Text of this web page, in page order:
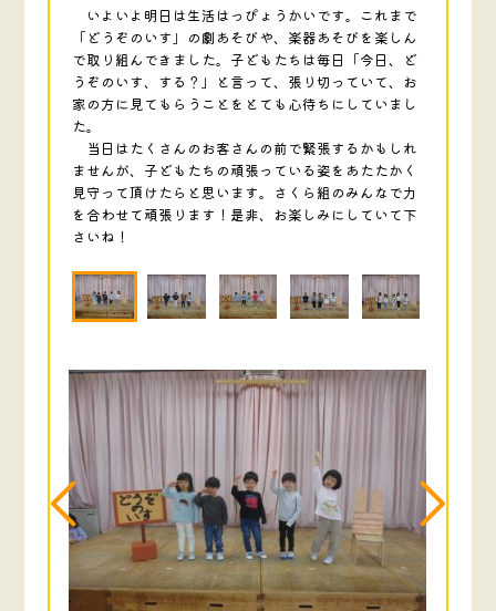
いよいよ明日は生活はっぴょうかいです。これまで
「どうぞのいす」の劇あそびや、楽器あそびを楽しん
で取り組んできました。子どもたちは毎日「今日、ど
うぞのいす、する？」と言って、張り切っていて、お
家の方に見てもらうことをとても心待ちにしていまし
た。
当日はたくさんのお客さんの前で緊張するかもしれ
ませんが、子どもたちの頑張っている姿をあたたかく
見守って頂けたらと思います。さくら組のみんなで力
を合わせて頑張ります！是非、お楽しみにしていて下
さいね！